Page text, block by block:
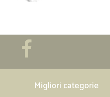
Migliori categorie